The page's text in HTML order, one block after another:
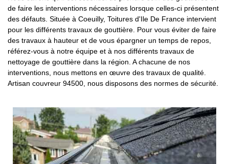
de faire les interventions nécessaires lorsque celles-ci présentent
des défauts. Située à Coeuilly, Toitures d'Ile De France intervient
pour les différents travaux de gouttière. Pour vous éviter de faire
des travaux à hauteur et de vous épargner un temps de repos,
référez-vous à notre équipe et à nos différents travaux de
nettoyage de gouttière dans la région. A chacune de nos
interventions, nous mettons en œuvre des travaux de qualité.
Artisan couvreur 94500, nous disposons des normes de sécurité.